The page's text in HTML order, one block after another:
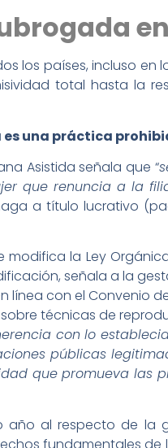
los países, incluso en
total hasta la
una práctica
Asistida señala que “
que renuncia a la
a título lucrativo
la Ley
señala a la
con el Convenio
técnicas de
con lo
públicas
que promueva las
año al respecto de la
fundamentales de